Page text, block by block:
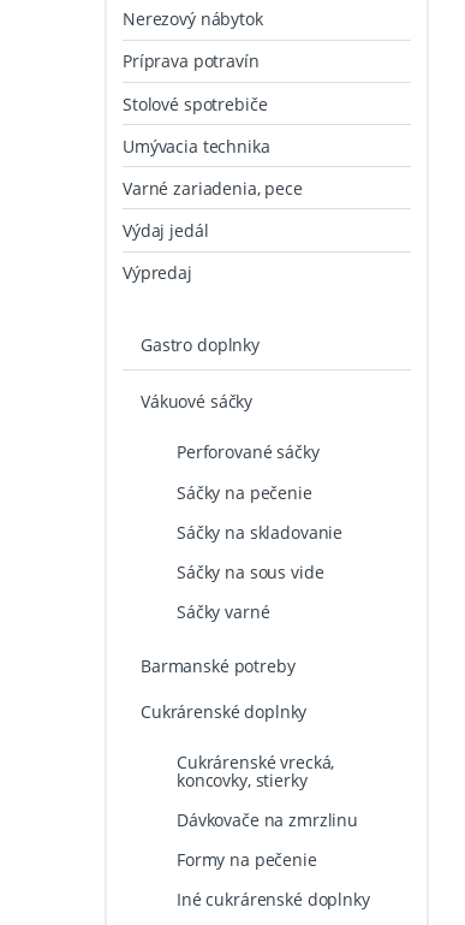
Nerezový nábytok
Príprava potravín
Stolové spotrebiče
Umývacia technika
Varné zariadenia, pece
Výdaj jedál
Výpredaj
Gastro doplnky
Vákuové sáčky
Perforované sáčky
Sáčky na pečenie
Sáčky na skladovanie
Sáčky na sous vide
Sáčky varné
Barmanské potreby
Cukrárenské doplnky
Cukrárenské vrecká,
koncovky, stierky
Dávkovače na zmrzlinu
Formy na pečenie
Iné cukrárenské doplnky